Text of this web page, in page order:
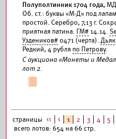
Полуполтинник 1704 года,
Об. ст.: буквы «М-Д» под
простой. Серебро, 7,13 г.
приятная патина. ГМ# 14.14.
Уздеников# 0471 (черта).
Редкий, 4 рубля по Петрову.
С аукциона «Монеты и
лот 2.
страницы << < 1 2 3 4 5
всего лотов: 654 на 66 стр.